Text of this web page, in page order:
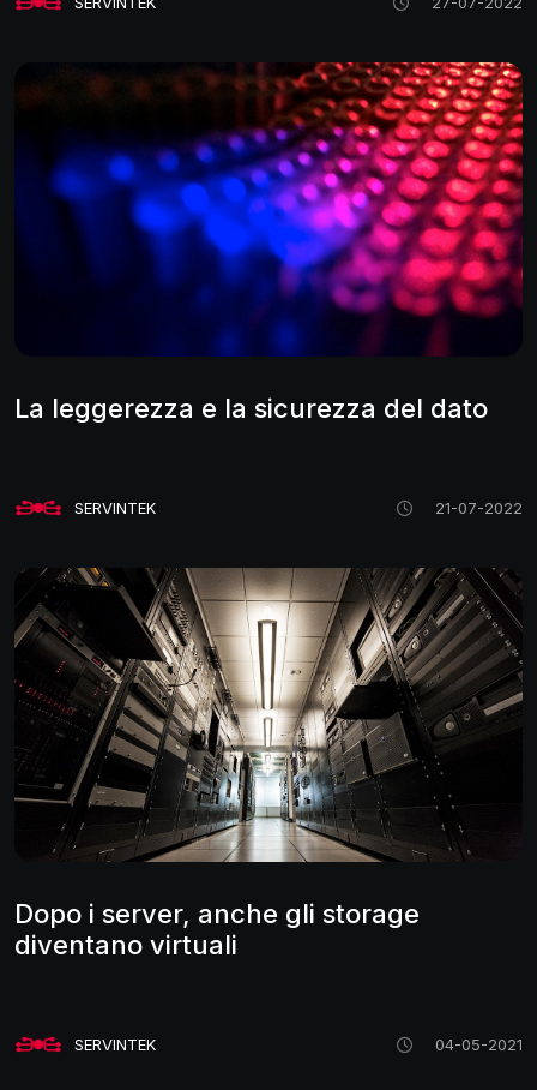
La leggerezza e la sicurezza del dato
SERVINTEK 21-07-2022
Dopo i server, anche gli storage
diventano virtuali
SERVINTEK 04-05-2021